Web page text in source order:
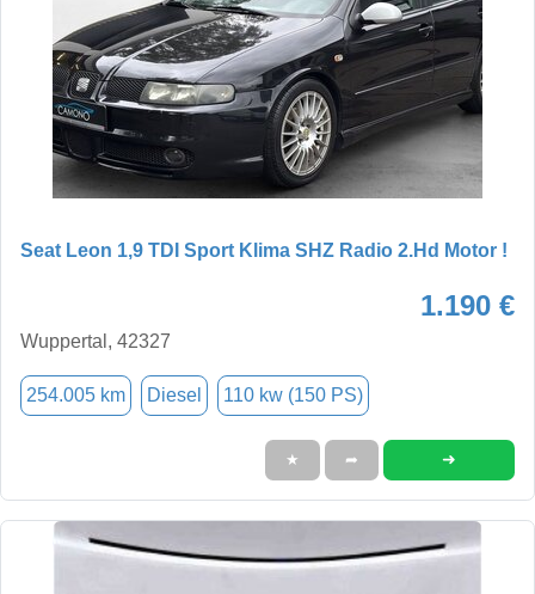
Seat Leon 1,9 TDI Sport Klima SHZ Radio 2.Hd Motor !
1.190 €
Wuppertal, 42327
254.005 km Diesel 110 kw (150 PS)
★ ➦ ➜